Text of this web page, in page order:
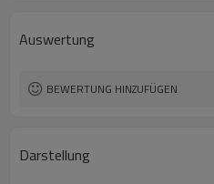
Auswertung
BEWERTUNG HINZUFÜGEN
Darstellung